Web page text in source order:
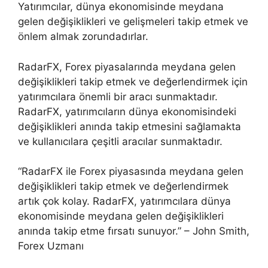
Yatırımcılar, dünya ekonomisinde meydana
gelen değişiklikleri ve gelişmeleri takip etmek ve
önlem almak zorundadırlar.
RadarFX, Forex piyasalarında meydana gelen
değişiklikleri takip etmek ve değerlendirmek için
yatırımcılara önemli bir aracı sunmaktadır.
RadarFX, yatırımcıların dünya ekonomisindeki
değişiklikleri anında takip etmesini sağlamakta
ve kullanıcılara çeşitli aracılar sunmaktadır.
“RadarFX ile Forex piyasasında meydana gelen
değişiklikleri takip etmek ve değerlendirmek
artık çok kolay. RadarFX, yatırımcılara dünya
ekonomisinde meydana gelen değişiklikleri
anında takip etme fırsatı sunuyor.” – John Smith,
Forex Uzmanı